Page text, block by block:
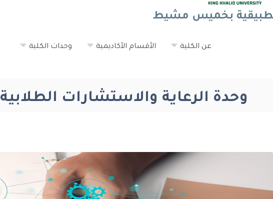
بخميس مشيط
عن الكلية الأقسام الأكاديمية وحدات الكلية
وحدة الرعاية والاستشارات الطلابية